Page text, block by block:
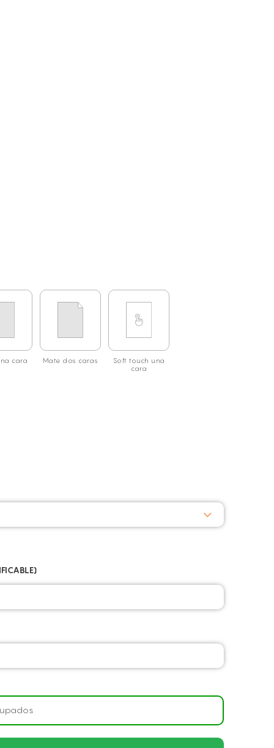
cara Mate dos caras
Soft touch una
cara